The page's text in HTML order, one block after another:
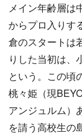
メイン年齢層は
からプロ入りす
倉のスタートは
りした当初は、
という。この頃
桃々姫（現
アンジュルム）
を請う高校生